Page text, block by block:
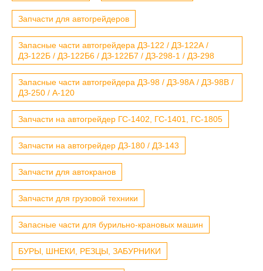
Запчасти для автогрейдеров
Запасные части автогрейдера ДЗ-122 / ДЗ-122А /
ДЗ-122Б / ДЗ-122Б6 / ДЗ-122Б7 / ДЗ-298-1 / ДЗ-298
Запасные части автогрейдера ДЗ-98 / ДЗ-98А / ДЗ-98В /
ДЗ-250 / А-120
Запчасти на автогрейдер ГС-1402, ГС-1401, ГС-1805
Запчасти на автогрейдер ДЗ-180 / ДЗ-143
Запчасти для автокранов
Запчасти для грузовой техники
Запасные части для бурильно-крановых машин
БУРЫ, ШНЕКИ, РЕЗЦЫ, ЗАБУРНИКИ